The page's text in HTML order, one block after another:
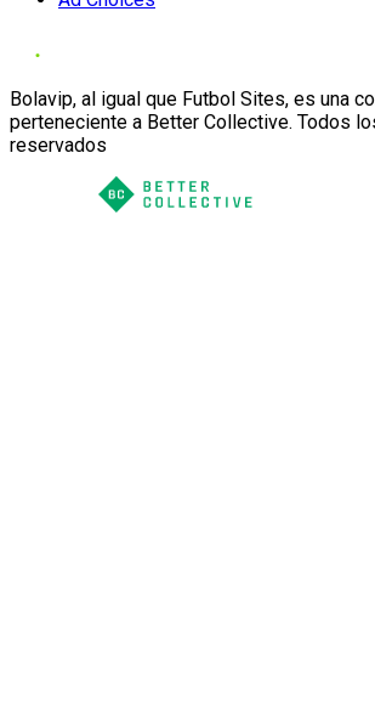
Bolavip, al igual que Futbol Sites, es una
perteneciente a Better Collective. Todos
reservados